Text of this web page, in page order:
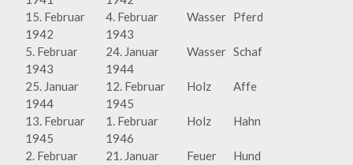
15. Februar
1942
4. Februar
1943
Wasser Pferd
5. Februar
1943
24. Januar
1944
Wasser Schaf
25. Januar
1944
12. Februar
1945
Holz Affe
13. Februar
1945
1. Februar
1946
Holz Hahn
2. Februar
21. Januar
Feuer Hund